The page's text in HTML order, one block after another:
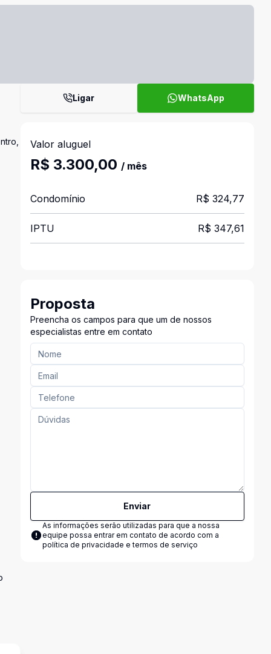
Ligar WhatsApp
Valor aluguel
R$ 3.300,00 / mês
Condomínio R$ 324,77
IPTU R$ 347,61
Proposta
Preencha os campos para que um de nossos
especialistas entre em contato
Enviar
As informações serão utilizadas para que a nossa
equipe possa entrar em contato de acordo com a
política de privacidade e termos de serviço